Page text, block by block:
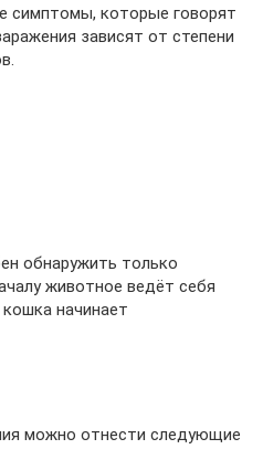
симптомы, которые говорят
зависят от степени
обнаружить только
животное ведёт себя
начинает
можно отнести следующие